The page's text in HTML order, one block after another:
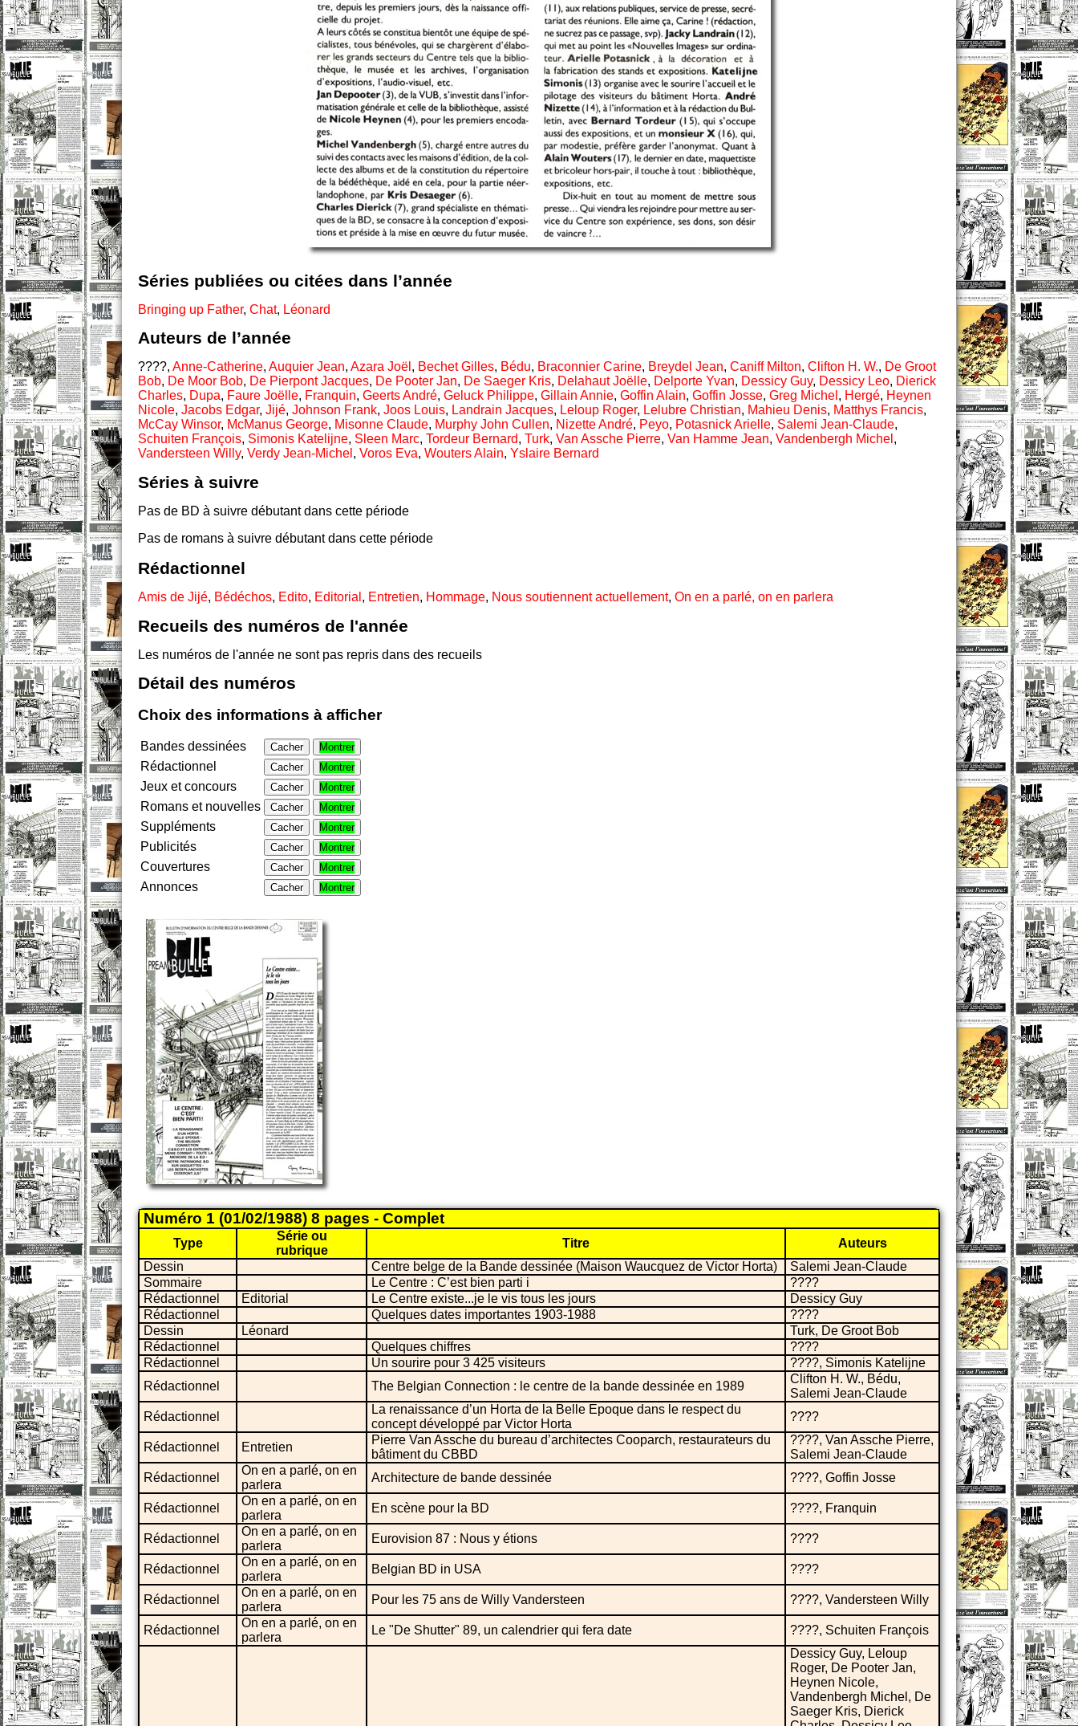
Séries publiées ou citées dans l’année
Bringing up Father, Chat, Léonard
Auteurs de l’année
????, Anne-Catherine, Auquier Jean, Azara Joël , Bechet Gilles, Bédu, Braconnier Carine, Breydel Jean, Caniff Milton, Clifton H. W., De Groot
Bob, De Moor Bob, De Pierpont Jacques, De Pooter Jan, De Saeger Kris, Delahaut Joëlle, Delporte Yvan, Dessicy Guy, Dessicy Leo, Dierick
Charles, Dupa, Faure Joëlle, Franquin, Geerts André, Geluck Philippe, Gillain Annie, Goffin Alain, Goffin Josse, Greg Michel , Hergé, Heynen
Nicole, Jacobs Edgar, Jijé, Johnson Frank, Joos Louis, Landrain Jacques, Leloup Roger, Lelubre Christian, Mahieu Denis, Matthys Francis,
McCay Winsor, McManus George, Misonne Claude, Murphy John Cullen, Nizette André, Peyo, Potasnick Arielle, Salemi Jean-Claude,
Schuiten François, Simonis Katelijne, Sleen Marc, Tordeur Bernard, Turk, Van Assche Pierre, Van Hamme Jean, Vandenbergh Michel ,
Vandersteen Willy, Verdy Jean-Michel , Voros Eva, Wouters Alain, Yslaire Bernard
Séries à suivre
Pas de BD à suivre débutant dans cette période
Pas de romans à suivre débutant dans cette période
Rédactionnel
Amis de Jijé, Bédéchos, Edito, Editorial , Entretien, Hommage, Nous soutiennent actuellement, On en a parlé, on en parlera
Recueils des numéros de l'année
Les numéros de l'année ne sont pas repris dans des recueils
Détail des numéros
Choix des informations à afficher
Bandes dessinées Cacher Montrer
Rédactionnel Cacher Montrer
Jeux et concours Cacher Montrer
Romans et nouvelles Cacher Montrer
Suppléments Cacher Montrer
Publicités Cacher Montrer
Couvertures Cacher Montrer
Annonces Cacher Montrer
Numéro 1 (01/02/1988) 8 pages - Complet
Type
Série ou
rubrique
Titre
Auteurs
Dessin
Centre belge de la Bande dessinée (Maison Waucquez de Victor Horta)
Salemi Jean-Claude
Sommaire
Le Centre : C’est bien parti i
????
Rédactionnel
Editorial Le Centre existe...je le vis tous les jours
Dessicy Guy
Rédactionnel
Quelques dates importantes 1903-1988
????
Dessin
Léonard
Turk, De Groot Bob
Rédactionnel
Quelques chiffres
????
Rédactionnel
Un sourire pour 3 425 visiteurs
????, Simonis Katelijne
Rédactionnel
The Belgian Connection : le centre de la bande dessinée en 1989
Clifton H. W., Bédu,
Salemi Jean-Claude
Rédactionnel
La renaissance d’un Horta de la Belle Epoque dans le respect du
concept développé par Victor Horta
????
Rédactionnel Entretien
Pierre Van Assche du bureau d’architectes Cooparch, restaurateurs du
bâtiment du CBBD
????, Van Assche Pierre,
Salemi Jean-Claude
Rédactionnel
On en a parlé, on en
parlera
Architecture de bande dessinée ????, Goffin Josse
Rédactionnel
On en a parlé, on en
parlera
En scène pour la BD ????, Franquin
Rédactionnel
On en a parlé, on en
parlera
Eurovision 87 : Nous y étions ????
Rédactionnel
On en a parlé, on en
parlera
Belgian BD in USA ????
Rédactionnel
On en a parlé, on en
parlera
Pour les 75 ans de Willy Vandersteen ????, Vandersteen Willy
Rédactionnel
On en a parlé, on en
parlera
Le "De Shutter" 89, un calendrier qui fera date
????, Schuiten François
Dessicy Guy, Leloup
Roger, De Pooter Jan,
Heynen Nicole,
Vandenbergh Michel, De
Saeger Kris, Dierick